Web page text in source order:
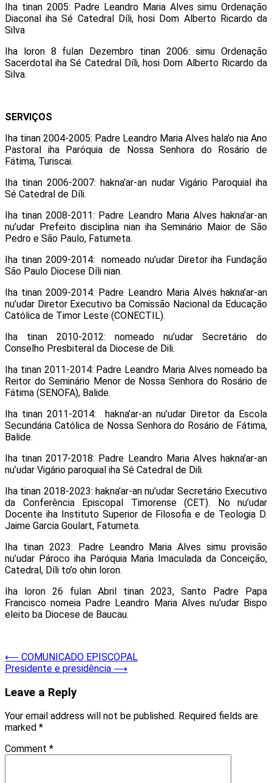
Iha tinan 2005: Padre Leandro Maria Alves simu Ordenação
Diaconal iha Sé Catedral Díli, hosi Dom Alberto Ricardo da
Silva
Iha loron 8 fulan Dezembro tinan 2006: simu Ordenação
Sacerdotal iha Sé Catedral Díli, hosi Dom Alberto Ricardo da
Silva.
SERVIÇOS
Iha tinan 2004-2005: Padre Leandro Maria Alves hala’o nia Ano
Pastoral iha Paróquia de Nossa Senhora do Rosário de
Fátima, Turiscai.
Iha tinan 2006-2007: hakna’ar-an nudar Vigário Paroquial iha
Sé Catedral de Díli.
Iha tinan 2008-2011: Padre Leandro Maria Alves hakna’ar-an
nu’udar Prefeito disciplina nian iha Seminário Maior de São
Pedro e São Paulo, Fatumeta.
Iha tinan 2009-2014: nomeado nu’udar Diretor iha Fundação
São Paulo Diocese Díli nian.
Iha tinan 2009-2014: Padre Leandro Maria Alves hakna’ar-an
nu’udar Diretor Executivo ba Comissão Nacional da Educação
Católica de Timor Leste (CONECTIL).
Iha tinan 2010-2012: nomeado nu’udar Secretário do
Conselho Presbiteral da Diocese de Dili.
Iha tinan 2011-2014: Padre Leandro Maria Alves nomeado ba
Reitor do Seminário Menor de Nossa Senhora do Rosário de
Fátima (SENOFA), Balide.
Iha tinan 2011-2014: hakna’ar-an nu’udar Diretor da Escola
Secundária Católica de Nossa Senhora do Rosário de Fátima,
Balide.
Iha tinan 2017-2018: Padre Leandro Maria Alves hakna’ar-an
nu’udar Vigário paroquial iha Sé Catedral de Dili.
Iha tinan 2018-2023: hakna’ar-an nu’udar Secretário Executivo
da Conferência Episcopal Timorense (CET). No nu’udar
Docente iha Instituto Superior de Filosofia e de Teologia D.
Jaime Garcia Goulart, Fatumeta.
Iha tinan 2023: Padre Leandro Maria Alves simu provisão
nu’udar Pároco iha Paróquia Maria Imaculada da Conceição,
Catedral, Díli to’o ohin loron.
Iha loron 26 fulan Abril tinan 2023, Santo Padre Papa
Francisco nomeia Padre Leandro Maria Alves nu’udar Bispo
eleito ba Diocese de Baucau.
Post
navigation
⟵ COMUNICADO EPISCOPAL
Presidente e presidência ⟶
Leave a Reply
Your email address will not be published. Required fields are
marked *
Comment *